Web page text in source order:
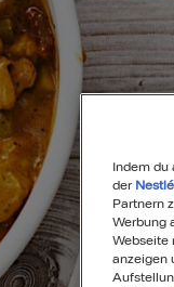
Indem du
der
Partnern
Werbung
Webseite
anzeigen